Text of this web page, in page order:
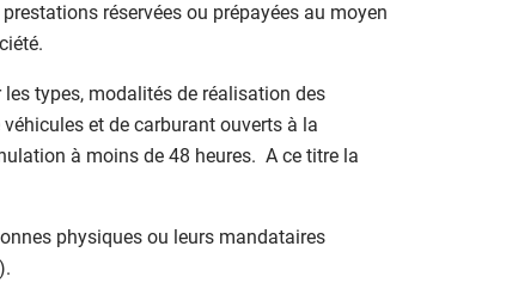
réservées ou prépayées au moyen
types, modalités de réalisation des
et de carburant ouverts à la
à moins de 48 heures. A ce titre la
physiques ou leurs mandataires